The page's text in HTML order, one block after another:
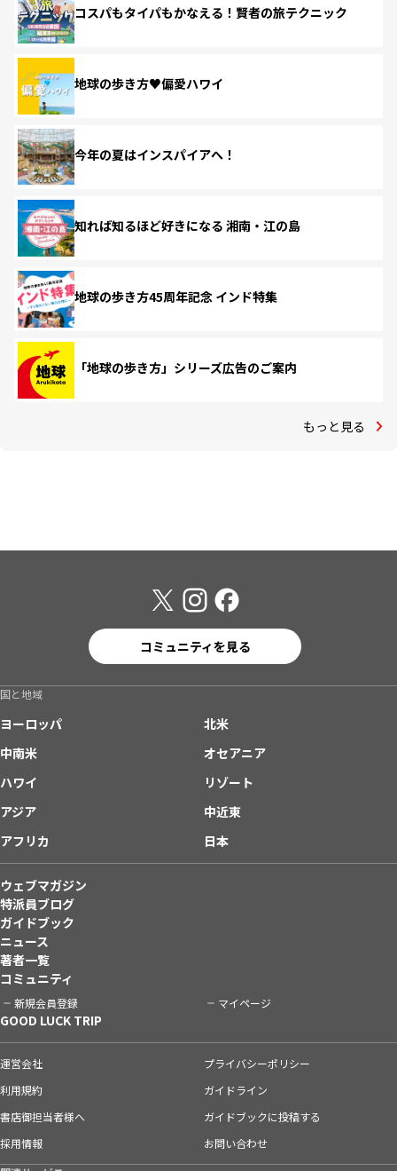
コスパもタイパもかなえる！賢者の旅テクニック
地球の歩き方♥偏愛ハワイ
今年の夏はインスパイアへ！
知れば知るほど好きになる 湘南・江の島
地球の歩き方45周年記念 インド特集
「地球の歩き方」シリーズ広告のご案内
もっと見る
コミュニティを見る
国と地域
ヨーロッパ
北米
中南米
オセアニア
ハワイ
リゾート
アジア
中近東
アフリカ
日本
ウェブマガジン
特派員ブログ
ガイドブック
ニュース
著者一覧
コミュニティ
新規会員登録 マイページ
GOOD LUCK TRIP
運営会社
プライバシーポリシー
利用規約
ガイドライン
書店御担当者様へ
ガイドブックに投稿する
採用情報
お問い合わせ